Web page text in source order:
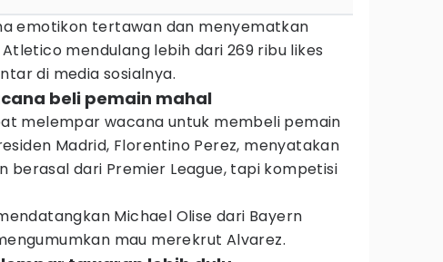
emotikon tertawan dan menyematkan
mendulang lebih dari 269 ribu likes
di media sosialnya.
beli pemain mahal
melempar wacana untuk membeli pemain
Madrid, Florentino Perez, menyatakan
berasal dari Premier League, tapi kompetisi
Michael Olise dari Bayern
mau merekrut Alvarez.